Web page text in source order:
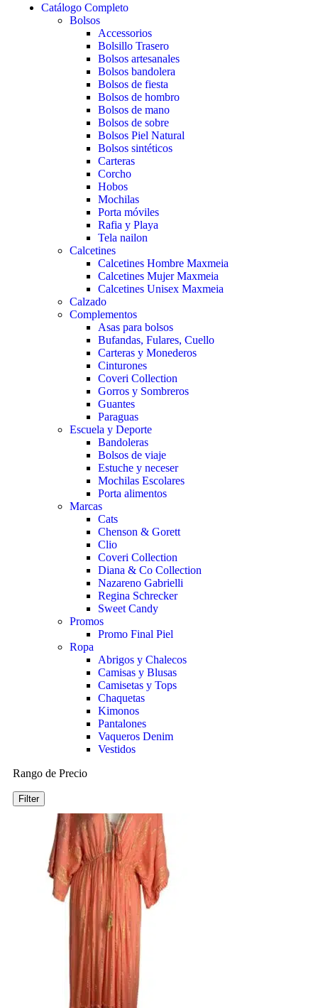
Catálogo Completo
Bolsos
Accessorios
Bolsillo Trasero
Bolsos artesanales
Bolsos bandolera
Bolsos de fiesta
Bolsos de hombro
Bolsos de mano
Bolsos de sobre
Bolsos Piel Natural
Bolsos sintéticos
Carteras
Corcho
Hobos
Mochilas
Porta móviles
Rafia y Playa
Tela nailon
Calcetines
Calcetines Hombre Maxmeia
Calcetines Mujer Maxmeia
Calcetines Unisex Maxmeia
Calzado
Complementos
Asas para bolsos
Bufandas, Fulares, Cuello
Carteras y Monederos
Cinturones
Coveri Collection
Gorros y Sombreros
Guantes
Paraguas
Escuela y Deporte
Bandoleras
Bolsos de viaje
Estuche y neceser
Mochilas Escolares
Porta alimentos
Marcas
Cats
Chenson & Gorett
Clio
Coveri Collection
Diana & Co Collection
Nazareno Gabrielli
Regina Schrecker
Sweet Candy
Promos
Promo Final Piel
Ropa
Abrigos y Chalecos
Camisas y Blusas
Camisetas y Tops
Chaquetas
Kimonos
Pantalones
Vaqueros Denim
Vestidos
Rango de Precio
Filter